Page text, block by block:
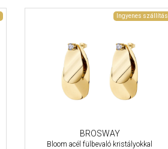
Ingyenes szállítás
BROSWAY
Bloom acél fülbevaló kristályokkal